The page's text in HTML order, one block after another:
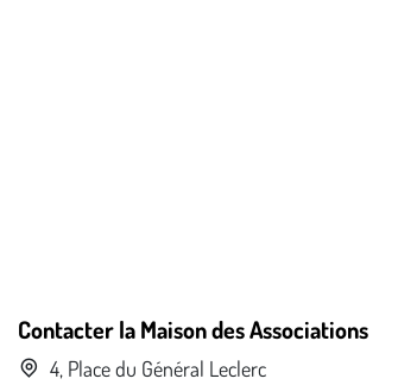
Contacter la Maison des Associations
4, Place du Général Leclerc